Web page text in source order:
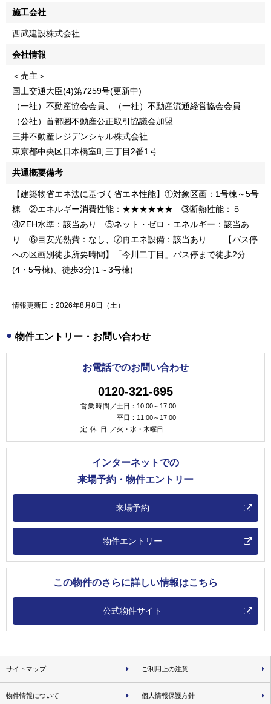
施工会社
西武建設株式会社
会社情報
＜売主＞
国土交通大臣(4)第7259号(更新中)
（一社）不動産協会会員、（一社）不動産流通経営協会会員
（公社）首都圏不動産公正取引協議会加盟
三井不動産レジデンシャル株式会社
東京都中央区日本橋室町三丁目2番1号
共通概要備考
【建築物省エネ法に基づく省エネ性能】①対象区画：1号棟～5号
棟 ②エネルギー消費性能：★★★★★★ ③断熱性能：５
④ZEH水準：該当あり ⑤ネット・ゼロ・エネルギー：該当あ
り ⑥目安光熱費：なし、⑦再エネ設備：該当あり 【バス停
への区画別徒歩所要時間】「今川二丁目」バス停まで徒歩2分
(4・5号棟)、徒歩3分(1～3号棟)
情報更新日：2026年8月8日（土）
物件エントリー・お問い合わせ
お電話でのお問い合わせ
0120-321-695
営業時間／土日：10:00～17:00
平日：11:00～17:00
定休日／火・水・木曜日
インターネットでの
来場予約・物件エントリー
来場予約
物件エントリー
この物件のさらに詳しい情報はこちら
公式物件サイト
サイトマップ ご利用上の注意
物件情報について 個人情報保護方針